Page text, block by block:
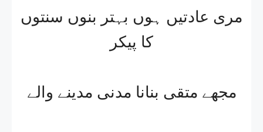
مری عادتیں ہوں بہتر بنوں سنتوں
کا پیکر
مجھے متقی بنانا مدنی مدینے والے